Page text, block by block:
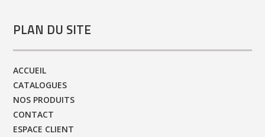
PLAN DU SITE
ACCUEIL
CATALOGUES
NOS PRODUITS
CONTACT
ESPACE CLIENT